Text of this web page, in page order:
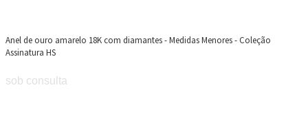
Anel de ouro amarelo 18K com diamantes - Medidas Menores - Coleção
Assinatura HS
sob consulta